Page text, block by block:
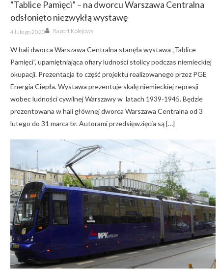
“Tablice Pamięci” – na dworcu Warszawa Centralna
odsłonięto niezwykłą wystawę
Posted
on
4 lutego 2020 Author
Raport Kolejowy
W hali dworca Warszawa Centralna stanęła wystawa „Tablice
Pamięci”, upamiętniająca ofiary ludności stolicy podczas niemieckiej
okupacji. Prezentacja to część projektu realizowanego przez PGE
Energia Ciepła. Wystawa prezentuje skalę niemieckiej represji
wobec ludności cywilnej Warszawy w latach 1939-1945. Będzie
prezentowana w hali głównej dworca Warszawa Centralna od 3
lutego do 31 marca br. Autorami przedsięwzięcia są […]